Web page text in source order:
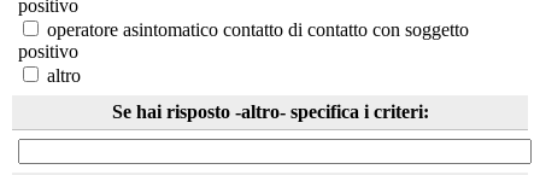
positivo
operatore asintomatico contatto di contatto con soggetto
positivo
altro
Se hai risposto -altro- specifica i criteri: